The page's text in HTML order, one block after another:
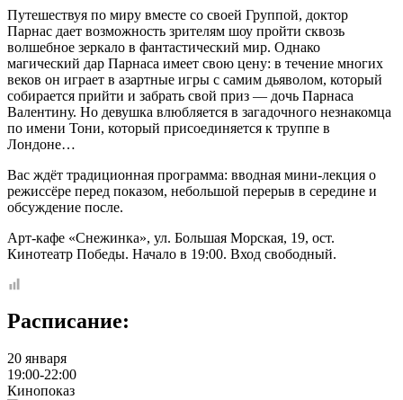
Путешествуя по миру вместе со своей Группой, доктор
Парнас дает возможность зрителям шоу пройти сквозь
волшебное зеркало в фантастический мир. Однако
магический дар Парнаса имеет свою цену: в течение многих
веков он играет в азартные игры с самим дьяволом, который
собирается прийти и забрать свой приз — дочь Парнаса
Валентину. Но девушка влюбляется в загадочного незнакомца
по имени Тони, который присоединяется к труппе в
Лондоне…
Вас ждёт традиционная программа: вводная мини-лекция о
режиссёре перед показом, небольшой перерыв в середине и
обсуждение после.
Арт-кафе «Снежинка», ул. Большая Морская, 19, ост.
Кинотеатр Победы. Начало в 19:00. Вход свободный.
Расписание:
20 января
19:00-22:00
Кинопоказ